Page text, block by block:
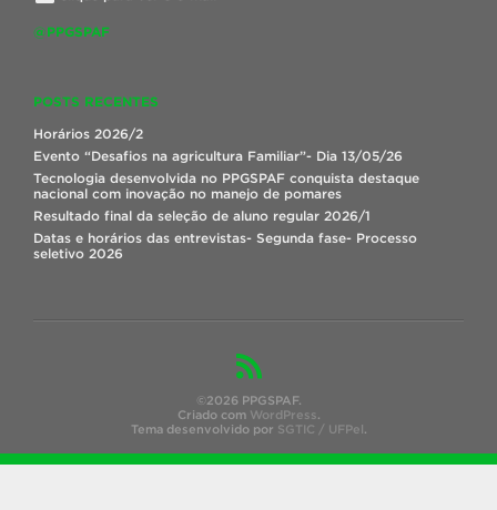
@PPGSPAF
POSTS RECENTES
Horários 2026/2
Evento “Desafios na agricultura Familiar”- Dia 13/05/26
Tecnologia desenvolvida no PPGSPAF conquista destaque
nacional com inovação no manejo de pomares
Resultado final da seleção de aluno regular 2026/1
Datas e horários das entrevistas- Segunda fase- Processo
seletivo 2026
©2026 PPGSPAF.
Criado com WordPress.
Tema desenvolvido por SGTIC / UFPel.